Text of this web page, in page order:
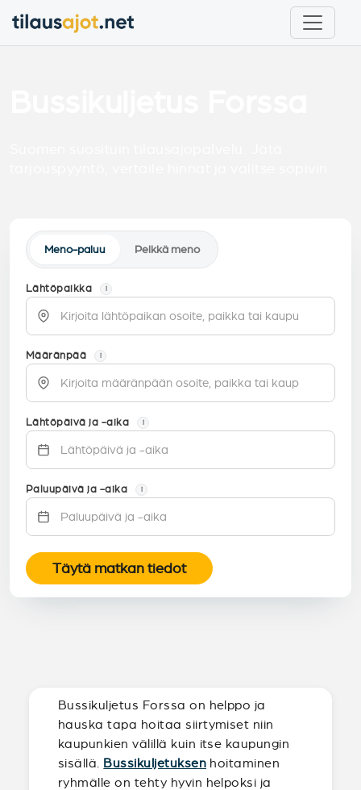
Meno-paluu Pelkkä meno
Lähtöpaikka i
Määränpää i
Lähtöpäivä ja -aika i
Paluupäivä ja -aika i
Täytä matkan tiedot
Bussikuljetus Forssa on helppo ja
hauska tapa hoitaa siirtymiset niin
kaupunkien välillä kuin itse kaupungin
sisällä. Bussikuljetuksen hoitaminen
ryhmälle on tehty hyvin helpoksi ja